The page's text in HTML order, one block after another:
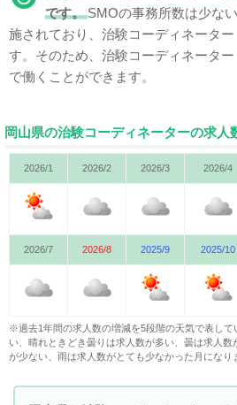
です。 SMOの事務所数は少な
施されており、治験コーディネータ
す。そのため、治験コーディネータ
で働くことができます。
岡山県の治験コーディネーターの求人
2026/1 2026/2 2026/3 2026/4
2026/7 2026/8 2025/9 2025/10
※過去1年間の求人数の増減を5段階の天気で表して
い、晴れときどき曇りは求人数が多い、曇は求人
が少ない、雨は求人数がとても少なかった月になり